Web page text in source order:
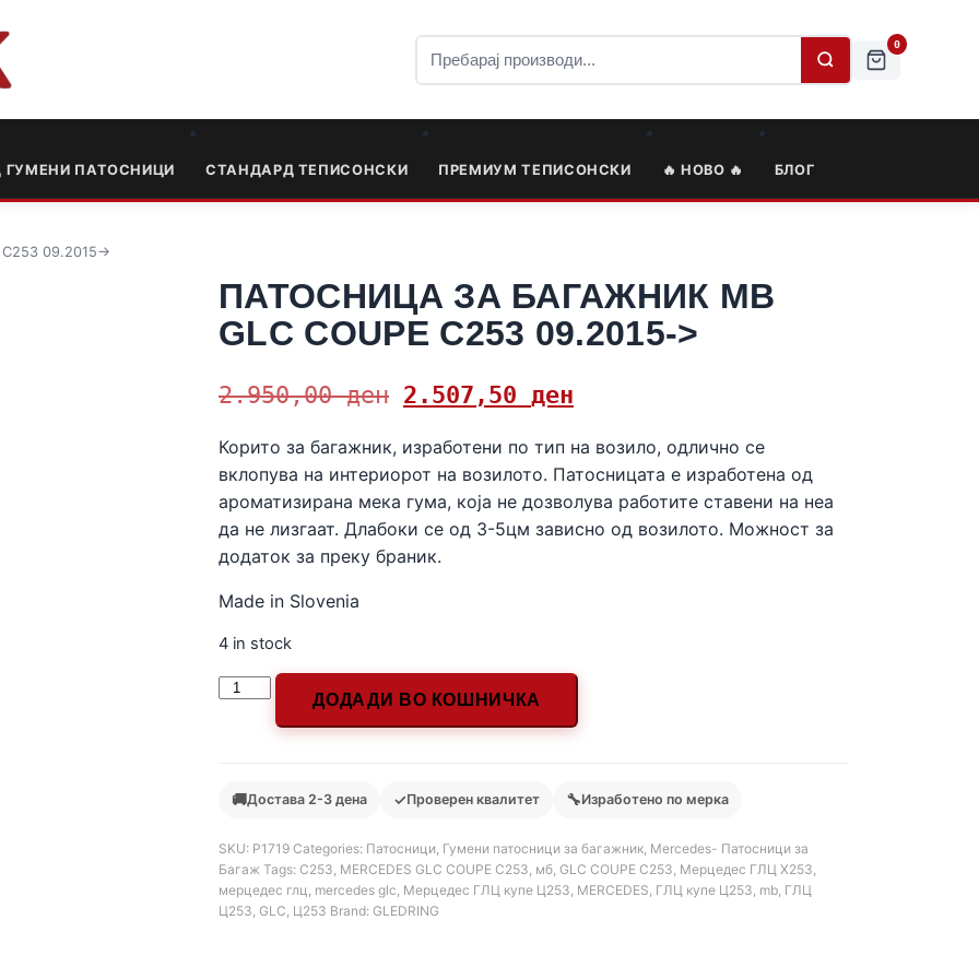
0
ГУМЕНИ ПАТОСНИЦИ СТАНДАРД ТЕПИСОНСКИ ПРЕМИУМ ТЕПИСОНСКИ 🔥 НОВО 🔥 БЛОГ
09.2015->
ПАТОСНИЦА ЗА БАГАЖНИК MB
GLC COUPE C253 09.2015->
2.950,00ден 2.507,50 ден
Корито за багажник, изработени по тип на возило, одлично се
вклопува на интериорот на возилото. Патосницата е изработена од
ароматизирана мека гума, која не дозволува работите ставени на неа
да не лизгаат. Длабоки се од 3-5цм зависно од возилото. Можност за
додаток за преку браник.
Made in Slovenia
4 in stock
ДОДАДИ ВО КОШНИЧКА
🚚Достава 2-3 дена ✓Проверен квалитет 🔧Изработено по мерка
SKU: Р1719 Categories: Патосници Гумени патосници за багажник Mercedes- Патосници за
Багаж Tags: C253 MERCEDES GLC COUPE C253 мб GLC COUPE C253 Мерцедес ГЛЦ Х253
мерцедес глц mercedes glc Мерцедес ГЛЦ купе Ц253 MERCEDES ГЛЦ купе Ц253 mb ГЛЦ
Ц253 GLC Ц253 Brand: GLEDRING